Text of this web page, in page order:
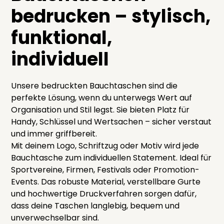
bedrucken – stylisch,
funktional,
individuell
Unsere bedruckten Bauchtaschen sind die
perfekte Lösung, wenn du unterwegs Wert auf
Organisation und Stil legst. Sie bieten Platz für
Handy, Schlüssel und Wertsachen – sicher verstaut
und immer griffbereit.
Mit deinem Logo, Schriftzug oder Motiv wird jede
Bauchtasche zum individuellen Statement. Ideal für
Sportvereine, Firmen, Festivals oder Promotion-
Events. Das robuste Material, verstellbare Gurte
und hochwertige Druckverfahren sorgen dafür,
dass deine Taschen langlebig, bequem und
unverwechselbar sind.